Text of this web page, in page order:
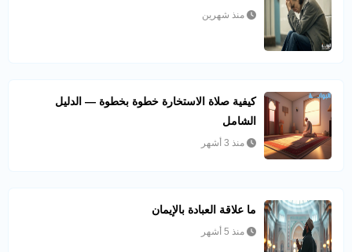
منذ شهرين
كيفية صلاة الاستخارة خطوة بخطوة — الدليل
الشامل
منذ 3 أشهر
ما علاقة العبادة بالإيمان
منذ 5 أشهر